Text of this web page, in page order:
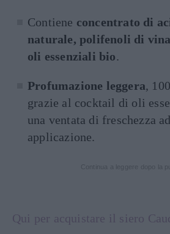
Contiene concentrato di
naturale, polifenoli di
oli essenziali bio.
Profumazione leggera,
grazie al cocktail di oli
una ventata di freschezza
applicazione.
Qui per acquistare il siero